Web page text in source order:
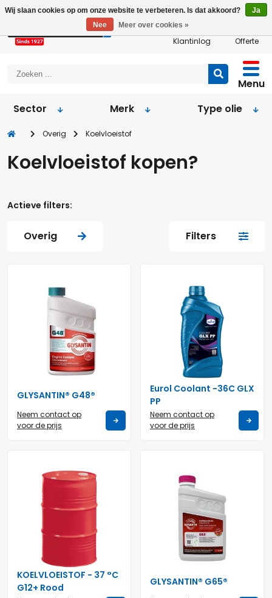
Klantinlog Offerte
Menu
Sector
Merk Type olie
Overig Koelvloeistof
Koelvloeistof kopen?
Actieve filters:
Overig Filters
GLYSANTIN® G48®
Neem contact op
voor de prijs
Eurol Coolant -36C GLX
PP
Neem contact op
voor de prijs
KOELVLOEISTOF - 37 °C
G12+ Rood
GLYSANTIN® G65®
Wij slaan cookies op om onze website te verbeteren. Is dat akkoord?
Ja
Nee
Meer over cookies »